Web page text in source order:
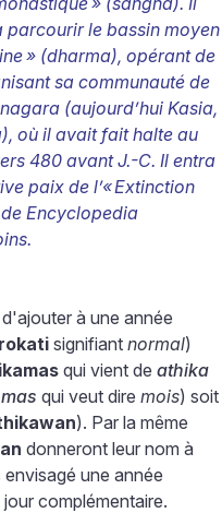
parcourir le bassin moyen
» (dharma), opérant de
sa communauté de
(aujourd’hui Kasia,
où il avait fait halte au
480 avant J.-C. Il entra
paix de l’«Extinction
Encyclopedia
à une année
signifiant normal)
qui vient de athika
mas qui veut dire mois) soit
). Par la même
donneront leur nom à
une année
complémentaire.